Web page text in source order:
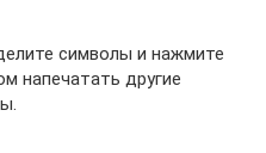
символы и нажмите
напечатать другие